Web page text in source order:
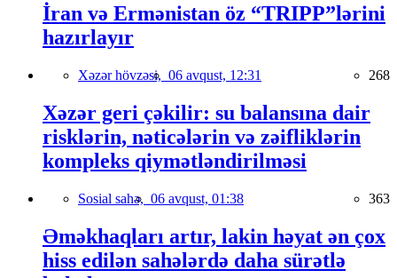
İran və Ermənistan öz “TRIPP”lərini
hazırlayır
Xəzər hövzəsi, 06 avqust, 12:31 268
Xəzər geri çəkilir: su balansına dair
risklərin, nəticələrin və zəifliklərin
kompleks qiymətləndirilməsi
Sosial sahə, 06 avqust, 01:38 363
Əməkhaqları artır, lakin həyat ən çox
hiss edilən sahələrdə daha sürətlə